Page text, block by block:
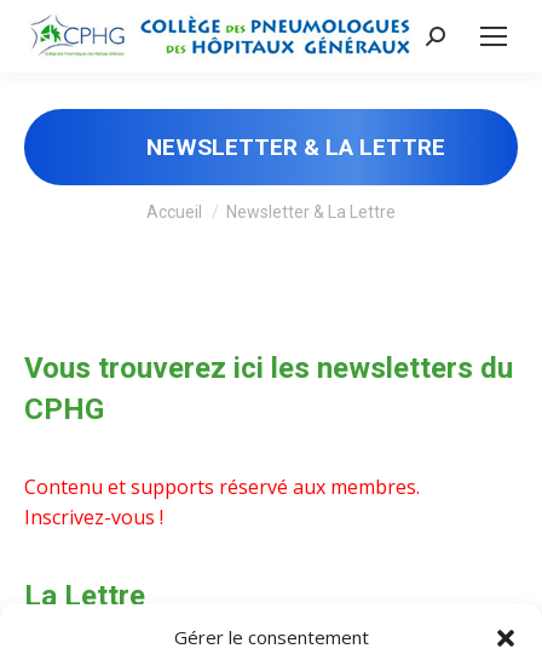
Gérer le consentement
Recherche
NEWSLETTER & LA LETTRE
Vous êtes ici :
Accueil Newsletter & La Lettre
Vous trouverez ici les newsletters du
CPHG
Contenu et supports réservé aux membres.
Inscrivez-vous !
La Lettre
A partir du numéro 50